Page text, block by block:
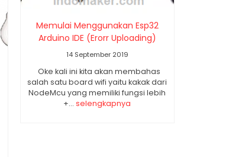
Memulai Menggunakan Esp32
Arduino IDE (Erorr Uploading)
14 September 2019
Oke kali ini kita akan membahas
salah satu board wifi yaitu kakak dari
NodeMcu yang memiliki fungsi lebih
+...selengkapnya